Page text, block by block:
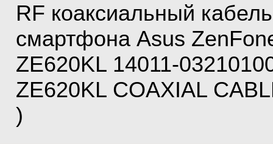
RF коаксиальный
смартфона Asus
ZE620KL 14011-
ZE620KL COAXIAL
)